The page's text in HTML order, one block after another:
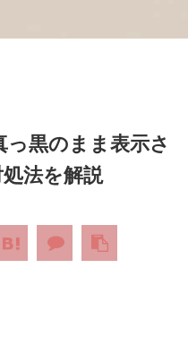
黒のまま表示さ
法を解説